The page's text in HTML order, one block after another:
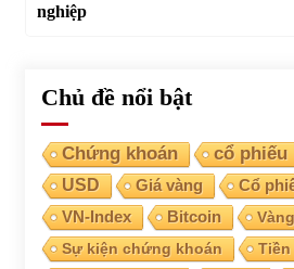
nghiệp
Chủ đề nổi bật
Chứng khoán cổ phiếu
USD
Giá vàng Cổ
VN-Index Bitcoin Vàng
Sự kiện chứng khoán